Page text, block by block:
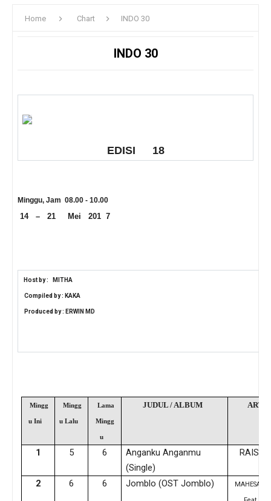
Home Chart INDO 30
INDO 30
EDISI 18
Minggu, Jam 08.00 - 10.00
14 – 21 Mei 201 7
Host by : MITHA
Compiled by : KAKA
Produced by : ERWIN MD
Mingg
u Ini
Mingg
u Lalu
Lama
Mingg
u
JUDUL / ALBUM
1 5 6
Anganku Anganmu
(Single)
RAISA
2 6 6 Jomblo (OST Jomblo)